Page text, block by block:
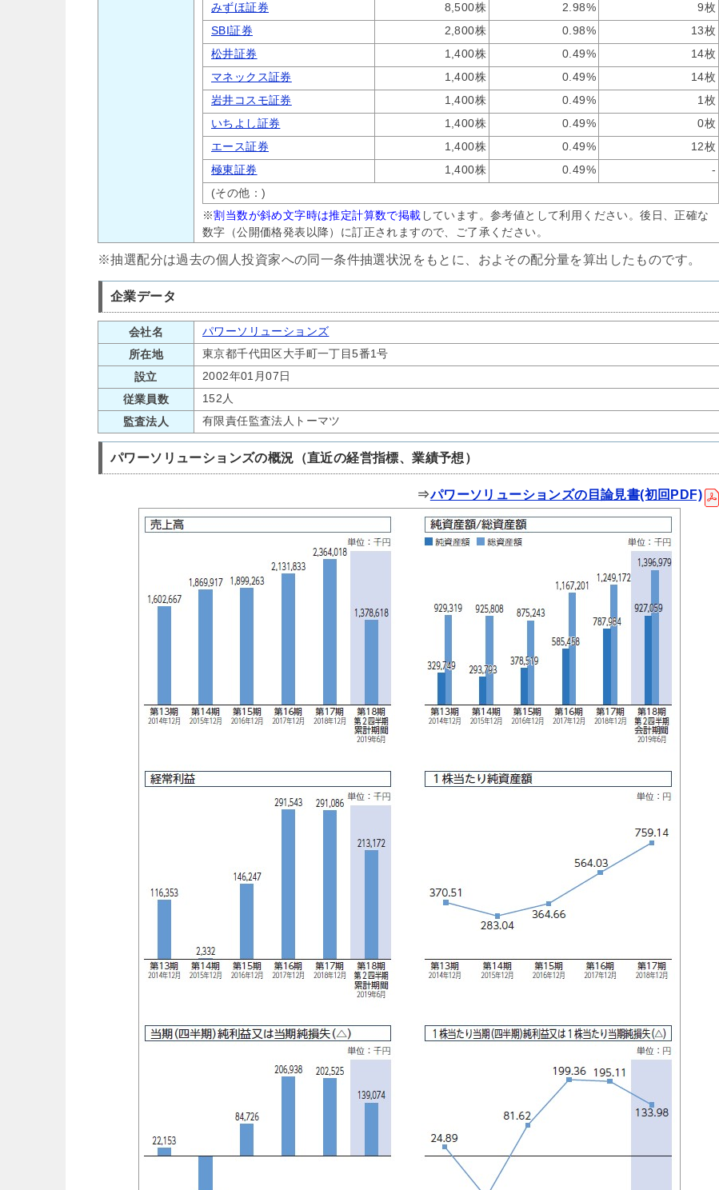
みずほ証券
8,500株 2.98%
9枚
SBI証券
2,800株 0.98%
13枚
松井証券
1,400株 0.49%
14枚
マネックス証券
1,400株 0.49%
14枚
岩井コスモ証券
1,400株 0.49%
1枚
いちよし証券
1,400株 0.49%
0枚
エース証券
1,400株 0.49%
12枚
極東証券
1,400株 0.49%
-
(その他：)
※割当数が斜め文字時は推定計算数で掲載 しています。参考値として利用ください。後日、正確な
数字（公開価格発表以降）に訂正されますので、ご了承ください。
※抽選配分は過去の個人投資家への同一条件抽選状況をもとに、およその配分量を算出したものです。
企業データ
会社名
パワーソリューションズ
所在地
東京都千代田区大手町一丁目5番1号
設立
2002年01月07日
従業員数
152人
監査法人
有限責任監査法人トーマツ
パワーソリューションズの概況（直近の経営指標、業績予想）
⇒パワーソリューションズの目論見書(初回PDF)